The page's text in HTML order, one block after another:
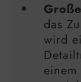
das
wird